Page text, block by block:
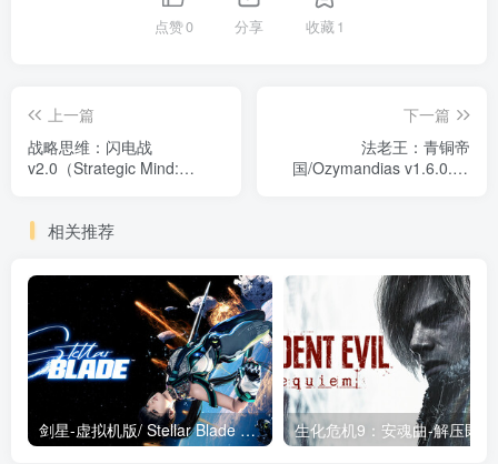
点赞0 分享 收藏1
上一篇
战略思维：闪电战
v2.0（Strategic Mind:
下一篇
法老王：青铜帝
国/Ozymandias v1.6.0.11
相关推荐
剑星-虚拟机版/ Stellar Blade v1.4.1|Build.19963153 终极版新补丁 送修改器 免安装中文版